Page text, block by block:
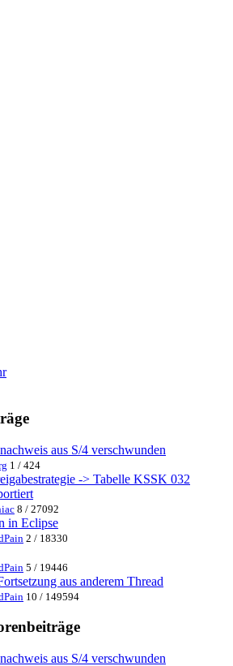
aus S/4 verschwunden
1 / 424
-> Tabelle KSSK 032
8 / 27092
in Eclipse
2 / 18330
5 / 19446
aus anderem Thread
10 / 149594
aus S/4 verschwunden